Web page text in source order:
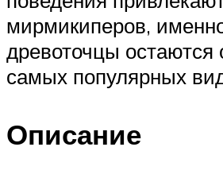
мирмикиперов,
древоточцы остаются
самых популярных
Описание